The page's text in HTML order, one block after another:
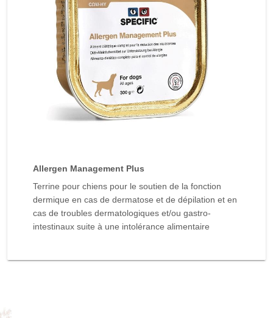
Allergen Management Plus
Terrine pour chiens pour le soutien de la fonction
dermique en cas de dermatose et de dépilation et en
cas de troubles dermatologiques et/ou gastro-
intestinaux suite à une intolérance alimentaire